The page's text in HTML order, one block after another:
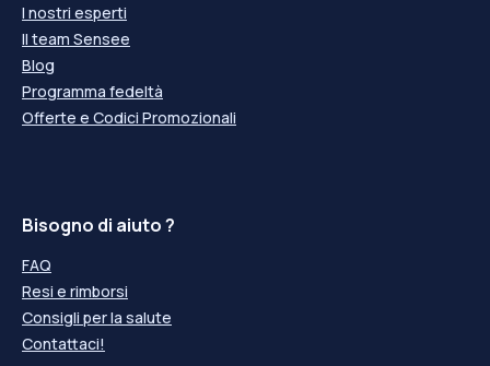
I nostri esperti
Il team Sensee
Blog
Programma fedeltà
Offerte e Codici Promozionali
Bisogno di aiuto ?
FAQ
Resi e rimborsi
Consigli per la salute
Contattaci!